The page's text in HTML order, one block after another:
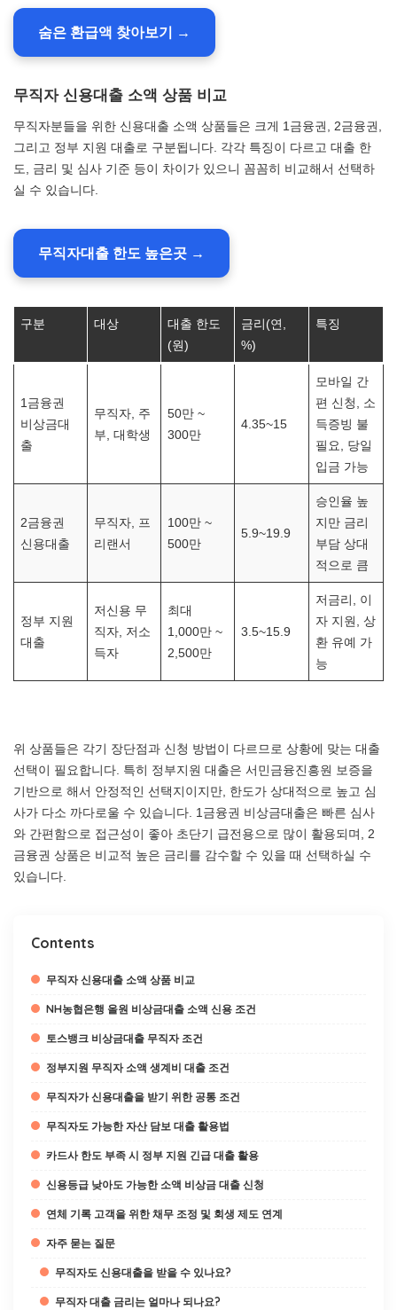
숨은 환급액 찾아보기 →
무직자 신용대출 소액 상품 비교
무직자분들을 위한 신용대출 소액 상품들은 크게 1금융권, 2금융권,
그리고 정부 지원 대출로 구분됩니다. 각각 특징이 다르고 대출 한
도, 금리 및 심사 기준 등이 차이가 있으니 꼼꼼히 비교해서 선택하
실 수 있습니다.
무직자대출 한도 높은곳 →
구분 대상
대출 한도
(원)
금리(연,
%)
특징
1금융권
비상금대
출
무직자, 주
부, 대학생
50만 ~
300만
4.35~15
모바일 간
편 신청, 소
득증빙 불
필요, 당일
입금 가능
2금융권
신용대출
무직자, 프
리랜서
100만 ~
500만
5.9~19.9
승인율 높
지만 금리
부담 상대
적으로 큼
정부 지원
대출
저신용 무
직자, 저소
득자
최대
1,000만 ~
2,500만
3.5~15.9
저금리, 이
자 지원, 상
환 유예 가
능
위 상품들은 각기 장단점과 신청 방법이 다르므로 상황에 맞는 대출
선택이 필요합니다. 특히 정부지원 대출은 서민금융진흥원 보증을
기반으로 해서 안정적인 선택지이지만, 한도가 상대적으로 높고 심
사가 다소 까다로울 수 있습니다. 1금융권 비상금대출은 빠른 심사
와 간편함으로 접근성이 좋아 초단기 급전용으로 많이 활용되며, 2
금융권 상품은 비교적 높은 금리를 감수할 수 있을 때 선택하실 수
있습니다.
Contents
무직자 신용대출 소액 상품 비교
NH농협은행 올원 비상금대출 소액 신용 조건
토스뱅크 비상금대출 무직자 조건
정부지원 무직자 소액 생계비 대출 조건
무직자가 신용대출을 받기 위한 공통 조건
무직자도 가능한 자산 담보 대출 활용법
카드사 한도 부족 시 정부 지원 긴급 대출 활용
신용등급 낮아도 가능한 소액 비상금 대출 신청
연체 기록 고객을 위한 채무 조정 및 회생 제도 연계
자주 묻는 질문
무직자도 신용대출을 받을 수 있나요?
무직자 대출 금리는 얼마나 되나요?